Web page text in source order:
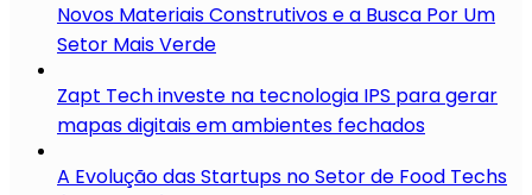
Novos Materiais Construtivos e a Busca Por Um
Setor Mais Verde
Zapt Tech investe na tecnologia IPS para gerar
mapas digitais em ambientes fechados
A Evolução das Startups no Setor de Food Techs